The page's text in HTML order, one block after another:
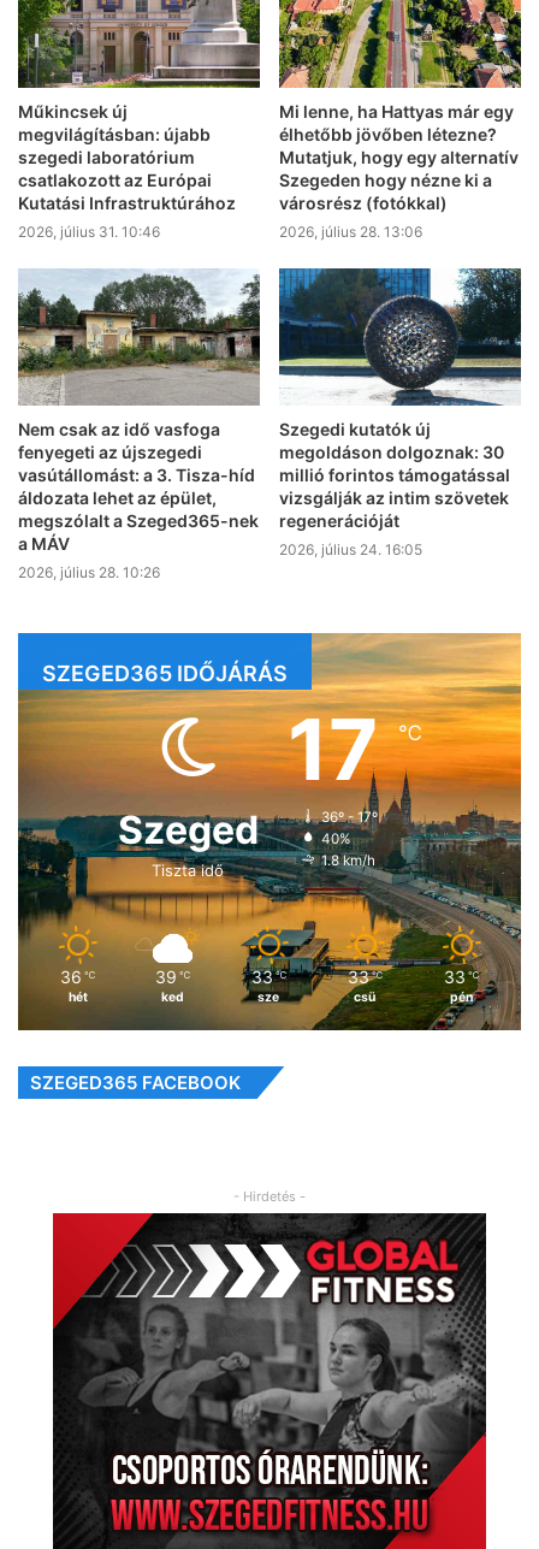
Műkincsek új
megvilágításban: újabb
szegedi laboratórium
csatlakozott az Európai
Kutatási Infrastruktúrához
2026, július 31. 10:46
Mi lenne, ha Hattyas már egy
élhetőbb jövőben létezne?
Mutatjuk, hogy egy alternatív
Szegeden hogy nézne ki a
városrész (fotókkal)
2026, július 28. 13:06
Nem csak az idő vasfoga
fenyegeti az újszegedi
vasútállomást: a 3. Tisza-híd
áldozata lehet az épület,
megszólalt a Szeged365-nek
a MÁV
2026, július 28. 10:26
Szegedi kutatók új
megoldáson dolgoznak: 30
millió forintos támogatással
vizsgálják az intim szövetek
regenerációját
2026, július 24. 16:05
SZEGED365 IDŐJÁRÁS
Szeged
Tiszta idő
17℃
36º - 17º
40%
1.8 km/h
36 ℃
hét
39 ℃
ked
33 ℃
sze
33 ℃
csü
33 ℃
pén
SZEGED365 FACEBOOK
- Hirdetés -